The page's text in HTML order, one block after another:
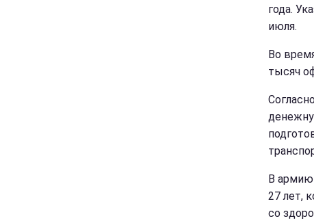
года.
июля.
Во
тысяч
В армию
27 лет,
со